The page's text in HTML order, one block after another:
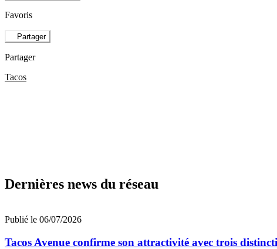
Favoris
Partager
Partager
Tacos
Dernières news du réseau
Publié le 06/07/2026
Tacos Avenue confirme son attractivité avec trois